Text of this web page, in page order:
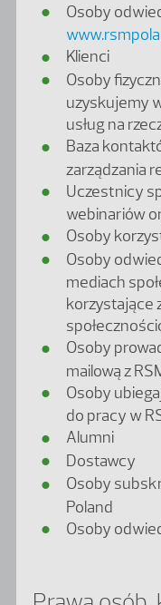
Osoby
Klienci
Osoby
uzyskujemy
usług na
Baza
zarządzania
Uczestnicy
webinariów
Osoby
Osoby
mediach
korzystające
Osoby
mailową z
Osoby
do pracy w
Alumni
Dostawcy
Osoby
Poland
Osoby